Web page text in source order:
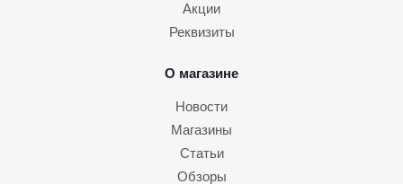
Акции
Реквизиты
О магазине
Новости
Магазины
Статьи
Обзоры